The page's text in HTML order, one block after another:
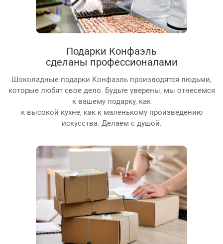
Подарки Конфаэль
сделаны профессионалами
Шоколадные подарки Конфаэль производятся людьми,
которые любят свое дело. Будьте уверены, мы отнесемся
к вашему подарку, как
к высокой кухне, как к маленькому произведению
искусства. Делаем с душой.